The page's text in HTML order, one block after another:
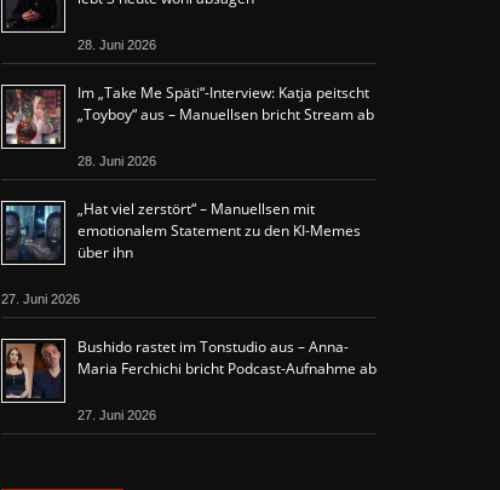
28. Juni 2026
Im „Take Me Späti“-Interview: Katja peitscht
„Toyboy“ aus – Manuellsen bricht Stream ab
28. Juni 2026
„Hat viel zerstört“ – Manuellsen mit
emotionalem Statement zu den KI-Memes
über ihn
27. Juni 2026
Bushido rastet im Tonstudio aus – Anna-
Maria Ferchichi bricht Podcast-Aufnahme ab
27. Juni 2026